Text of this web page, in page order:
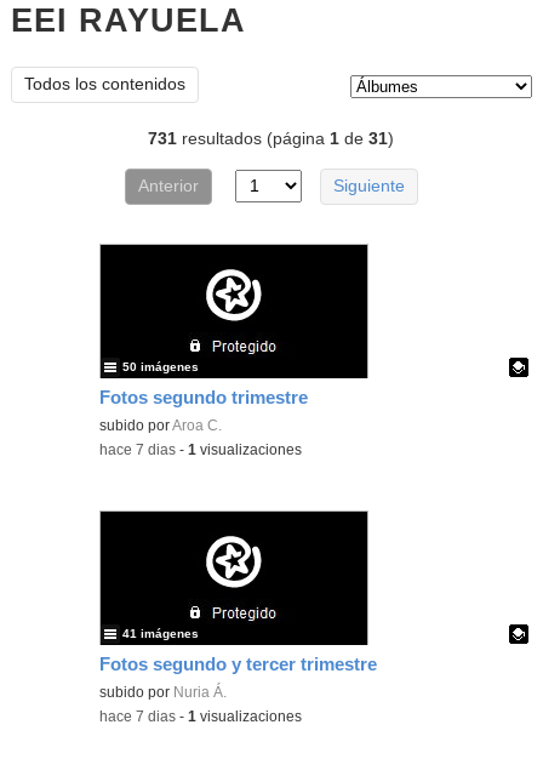
EEI RAYUELA
Todos los contenidos
731 resultados (página1 de31)
Anterior Siguiente
Fotos segundo trimestre
Contenido educativo.
subido porAroa C.
50 imágenes
-hace 7 dias -1 visualizaciones
Fotos segundo y tercer trimestre
Contenido educativo.
subido por Nuria Á.
41 imágenes
-hace 7 dias -1 visualizaciones